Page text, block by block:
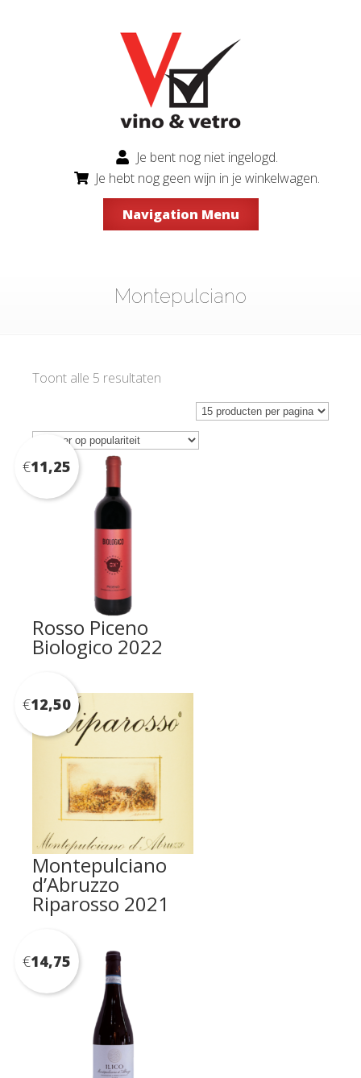
Je bent nog niet ingelogd.
Je hebt nog geen wijn in je winkelwagen.
Navigation Menu
Montepulciano
Toont alle 5 resultaten
populariteit
Rosso Piceno
Biologico 2022
€11,25
Montepulciano
d’Abruzzo
Riparosso 2021
€12,50
€14,75